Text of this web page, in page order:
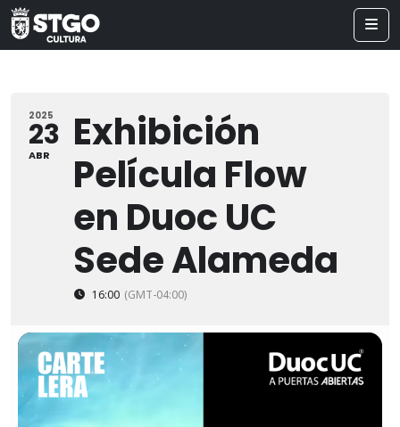
2025
23
ABR
Exhibición
Película Flow
en Duoc UC
Sede Alameda
16:00 (GMT-04:00)